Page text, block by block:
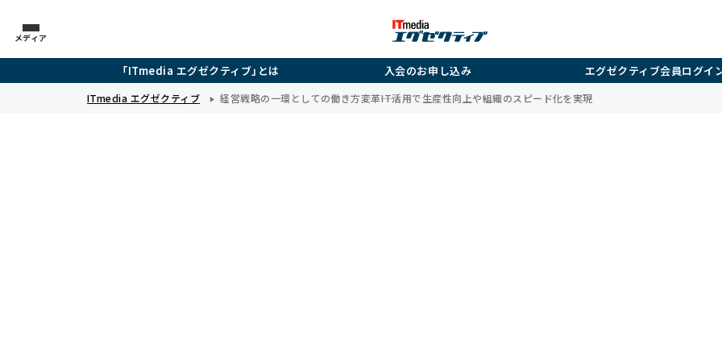
メディア
「ITmedia エグゼクティブ」とは 入会のお申し込み エグゼクティブ会員ログイ
ITmedia エグゼクティブ 経営戦略の一環としての働き方変革――IT活用で生産性向上や組織のスピード化を実現